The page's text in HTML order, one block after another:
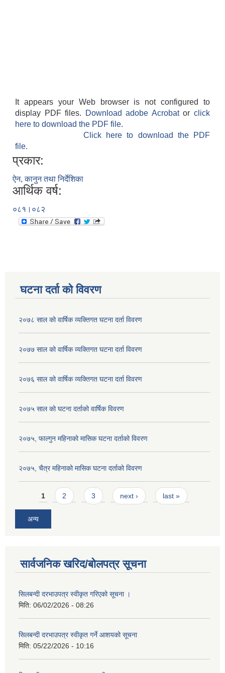
It appears your Web browser is not configured to
display PDF files.
Download adobe Acrobatorclick
here to download the PDF file.
Click here to download the PDF
file.
प्रकार:
ऐन, कानुन तथा निर्देशिका
आर्थिक वर्ष:
०८१।०८२
घटना दर्ता को विवरण
२०७८ साल को वार्षिक व्यक्तिगत घटना दर्ता विवरण
२०७७ साल को वार्षिक व्यक्तिगत घटना दर्ता विवरण
२०७६ साल को वार्षिक व्यक्तिगत घटना दर्ता विवरण
२०७५ साल को घटना दर्ताको वार्षिक विवरण
२०७५, फाल्गुन महिनाको मासिक घटना दर्ताको विवरण
२०७५, चैत्र महिनाको मासिक घटना दर्ताको विवरण
Pages
1 2 3 next › last »
अन्य
सार्वजनिक खरिद/बोलपत्र सूचना
सिलबन्दी दरभाउपत्र स्वीकृत गरिएको सूचना ।
मिति: 06/02/2026 - 08:26
सिलबन्दी दरभाउपत्र स्वीकृत गर्ने आशयको सूचना
मिति: 05/22/2026 - 10:16